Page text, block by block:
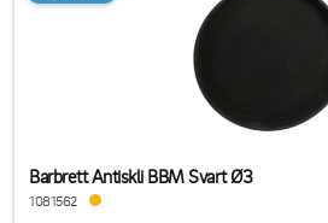
Barbrett Antiskli BBM Svart Ø3
1081562